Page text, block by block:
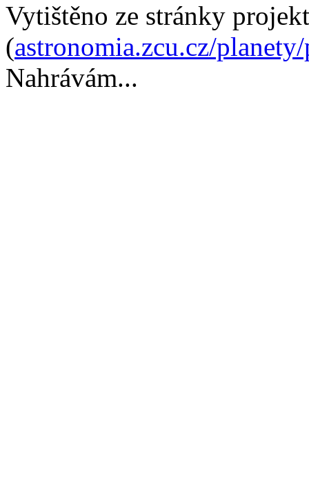
Vytištěno ze stránky
(astronomia.zcu.cz/
Nahrávám...